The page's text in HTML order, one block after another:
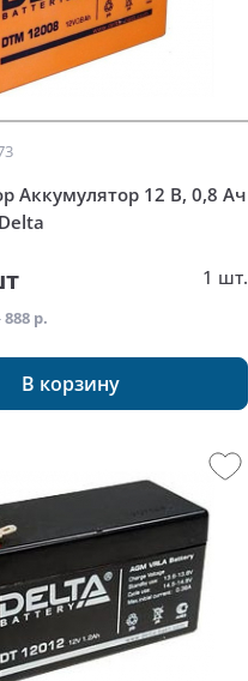
Аккумулятор 12 В, 0,8 Ач
1 шт.
888 р.
В корзину